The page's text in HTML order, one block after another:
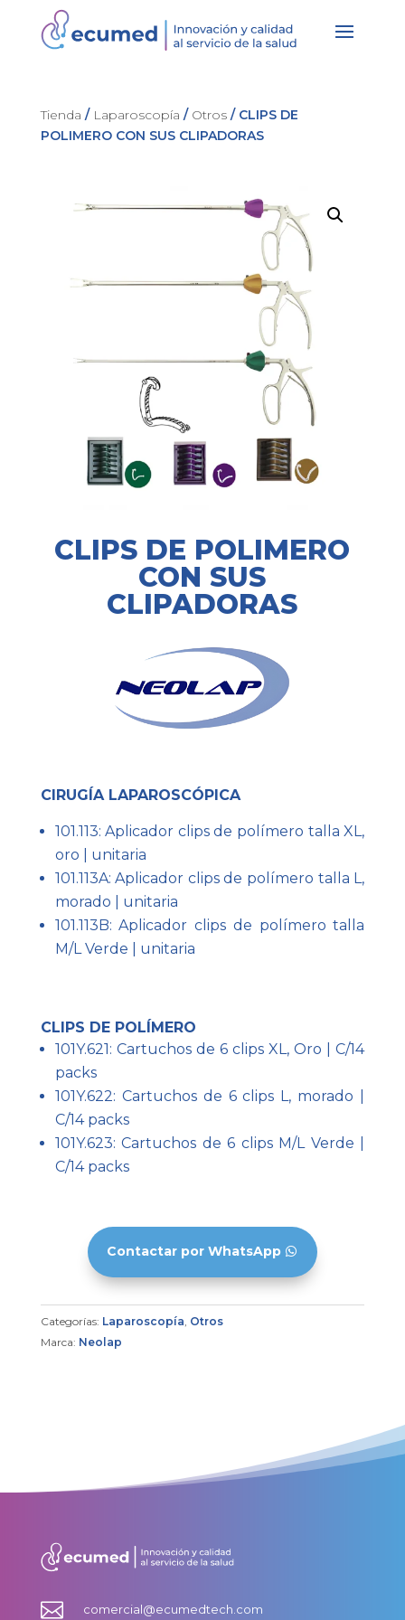
Tienda / Laparoscopía / Otros/ CLIPS DE
POLIMERO CON SUS CLIPADORAS
CLIPS DE POLIMERO
CON SUS
CLIPADORAS
CIRUGÍA LAPAROSCÓPICA
101.113: Aplicador clips de polímero talla XL,
oro | unitaria
101.113A: Aplicador clips de polímero talla L,
morado | unitaria
101.113B: Aplicador clips de polímero talla
M/L Verde | unitaria
CLIPS DE POLÍMERO
101Y.621: Cartuchos de 6 clips XL, Oro | C/14
packs
101Y.622: Cartuchos de 6 clips L, morado |
C/14 packs
101Y.623: Cartuchos de 6 clips M/L Verde |
C/14 packs
Contactar por WhatsApp
Categorías: Laparoscopía Otros
Marca: Neolap
 comercial@ecumedtech.com